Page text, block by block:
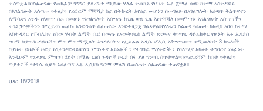
ተሰጥቷል፡፡በስልጠናው የመክፈቻ ንግግር ያደረጉት የቢሮው ሃላፊ ተወካይ የሆኑት አቶ ጀማል ሳላህ ከተማ አስተዳደሩ
በአገልግሎት አሰጣጡ የተለያዩ የሪፎርም ማሻሻያ ስራ በትኩረት እየሰራ መሆኑን በመግለጽ በአገልግሎት አሰጣጥ ቅልጥፍናን
ለማሳደግ አንዱ የለውጥ ስራ በመሆኑ የአገልግሎት አሰጣጡ ከጊዜ ወደ ጊዜ እየተሻሻለ በመምጣቱ አገልግሎት አሰጣጣችን
ተገልጋዮቻችንን በሚያረካ መልኩ እንድንሰጥ ስልጠናው እንደተዘጋጀ ገልጸዋል፡፡የዕለቱን ስልጠና የሰጡት ከአዲስ አበባ ከተማ
አስተዳደር የፐብሊክና የሰው ሃብት ልማት ቢሮ በመጡ የአውትሶርስ ልማት ድጋፍና ቁጥጥር ዳይሬክተር የሆኑት አቶ ኢሳያስ
ግርማ ስታንዳርዳይዜሽን ምን ምን ማሟላት እንዳለበትና የፌደራል አዲሱ ፖሊሲ አቅጣጫውን በሚመለከት 3 ክፍሎች
በያዙት ይዘቶች ዙርያ የስታንዳርዳይዜሽን ምንነትና አይነቶች ፣ የትግበራ ማዕቀፎች ፣ የባለሚና አካላት ተግባርና ሃላፊነት
እንዲሁም የንጽጽር ምዝገባ ሂደት በሚሉ ርዕሰ ጉዳዮች ዙርያ ሰፋ ያለ ግንዛቤ ሰጥተዋል፡፡በመጨረሻም ከቤቱ የተለያዩ
ጥያቄዎች የተነሱ ሲሆን አሰልጣኝ አቶ ኢሳያስ ግርማ ምላሽ በመስጠት ስልጠናው ተጠናቋል፡፡
ህዳር 16/2018